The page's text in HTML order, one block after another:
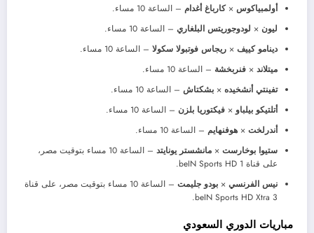
أولمبياكوس ×كارباغ أغدام – الساعة 10 مساء.
ليون × لودوجوريتس البلغاري – الساعة 10 مساء.
دينامو كييف × ريجاس فوتبولا سكولا – الساعة 10 مساء.
ميتلاند × فنربخشة – الساعة 10 مساء.
تفينتي أنشخيده × بشكتاش – الساعة 10 مساء.
أتلتيكو بيلباو × فيكتوريا بلزن – الساعة 10 مساء.
أندرلخت × هوفنهايم – الساعة 10 مساء.
ستيوا بوخارست × مانشستر يونايتد
– الساعة 10 مساء بتوقيت مصر،
على قناة beIN Sports HD 1.
نيس الفرنسي × بودو جليمت
– الساعة 10 مساء بتوقيت مصر، على قناة
beIN Sports HD Xtra 3.
مباريات الدوري السعودي